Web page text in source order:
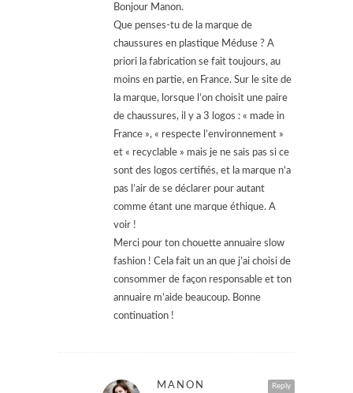
Bonjour Manon.
Que penses-tu de la marque de
chaussures en plastique Méduse ? A
priori la fabrication se fait toujours, au
moins en partie, en France. Sur le site de
la marque, lorsque l’on choisit une paire
de chaussures, il y a 3 logos : « made in
France », « respecte l’environnement »
et « recyclable » mais je ne sais pas si ce
sont des logos certifiés, et la marque n’a
pas l’air de se déclarer pour autant
comme étant une marque éthique. A
voir !
Merci pour ton chouette annuaire slow
fashion ! Cela fait un an que j’ai choisi de
consommer de façon responsable et ton
annuaire m’aide beaucoup. Bonne
continuation !
Reply
MANON